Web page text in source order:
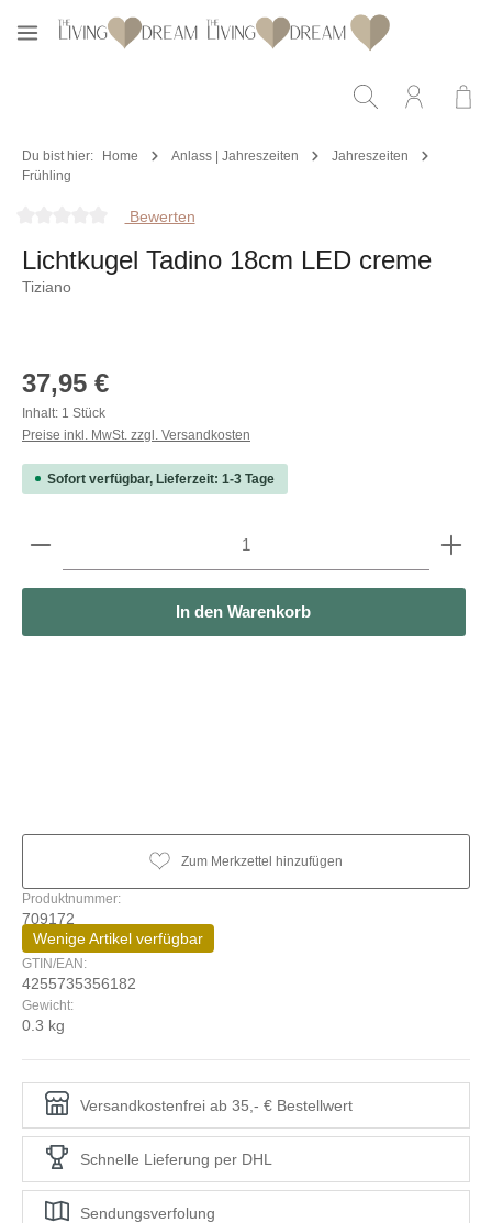
Zum Hauptinhalt springen
Du bist hier: Home Anlass | Jahreszeiten
Jahreszeiten
Frühling
Bewerten
Lichtkugel Tadino 18cm LED creme
Tiziano
Regulärer Preis:
37,95 €
Inhalt: 1 Stück
Preise inkl. MwSt. zzgl. Versandkosten
Sofort verfügbar, Lieferzeit: 1-3 Tage
Produkt Anzahl: Gib den gewünschten Wert ein
In den Warenkorb
Zum Merkzettel hinzufügen
Produktnummer:
709172
Wenige Artikel verfügbar
GTIN/EAN:
4255735356182
Gewicht:
0.3 kg
Versandkostenfrei ab 35,- € Bestellwert
Schnelle Lieferung per DHL
Sendungsverfolung